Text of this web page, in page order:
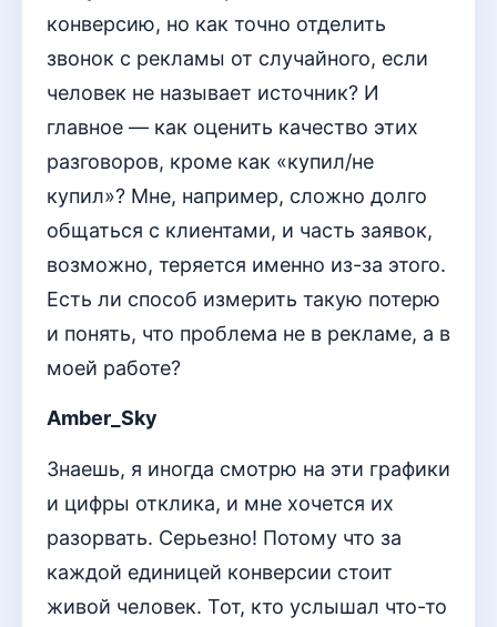
конверсию, но как точно отделить
звонок с рекламы от случайного, если
человек не называет источник? И
главное — как оценить качество этих
разговоров, кроме как «купил/не
купил»? Мне, например, сложно долго
общаться с клиентами, и часть заявок,
возможно, теряется именно из-за этого.
Есть ли способ измерить такую потерю
и понять, что проблема не в рекламе, а в
моей работе?
Amber_Sky
Знаешь, я иногда смотрю на эти графики
и цифры отклика, и мне хочется их
разорвать. Серьезно! Потому что за
каждой единицей конверсии стоит
живой человек. Тот, кто услышал что-то